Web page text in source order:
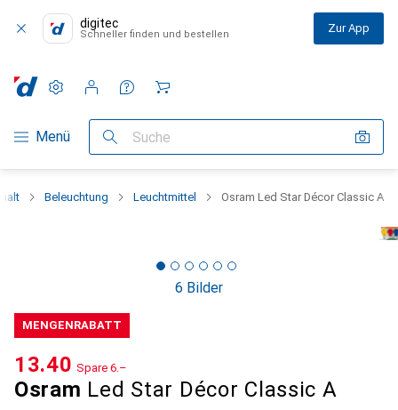
digitec
Schneller finden und bestellen Zur App
Navigation nach Kategorien
Menü Suche
Einstellungen
Kundenkonto
Vergleichslisten
Merklisten
Warenkorb
Beleuchtung Leuchtmittel Osram Led Star Décor Classic A
6 Bilder
MENGENRABATT
Osram Led Star Décor Classic A
CHF
13.40 Spare CHF
6.–